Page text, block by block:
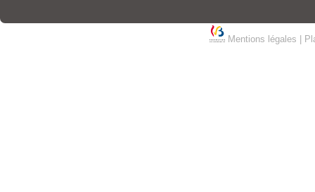
Mentions légales